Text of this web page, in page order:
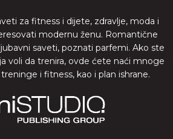
za fitness i dijete, zdravlje, moda i
modernu ženu. Romantične
saveti, poznati parfemi. Ako ste
voli da trenira, ovde ćete naći mnoge
i fitness, kao i plan ishrane.